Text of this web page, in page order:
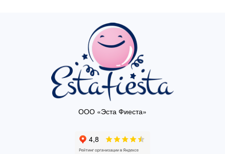
ООО «Эста Фиеста»